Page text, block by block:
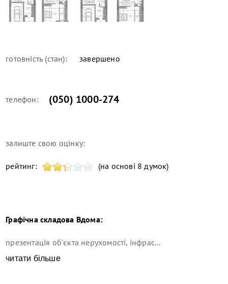
готовність (стан): завершено
телефон: (050) 1000-274
залиште свою оцінку:
рейтинг: (на основі 8 думок)
Графічна складова Вдома:
презентація об'єкта нерухомості, інфрас...
читати більше